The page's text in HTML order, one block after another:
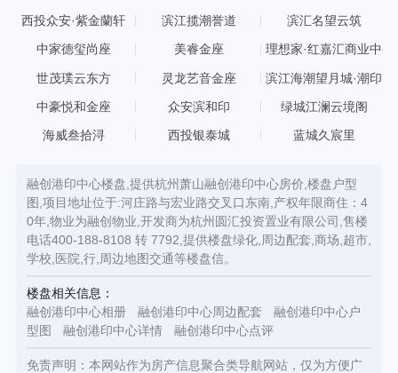
西投众安·紫金蘭轩 滨江揽潮誉道 滨汇名望云筑
中家德玺尚座 美睿金座
理想家·红嘉汇商业中
世茂璞云东方 灵龙艺音金座 滨江海潮望月城·潮印
中豪悦和金座 众安滨和印 绿城江澜云境阁
海威叁拾浔 西投银泰城 蓝城久宸里
融创港印中心楼盘,提供杭州萧山融创港印中心房价,楼盘户型
图,项目地址位于:河庄路与宏业路交叉口东南,产权年限商住：4
0年,物业为融创物业,开发商为杭州圆汇投资置业有限公司,售楼
电话400-188-8108 转 7792,提供楼盘绿化,周边配套,商场,超市,
学校,医院,行,周边地图交通等楼盘信。
楼盘相关信息：
融创港印中心相册
融创港印中心周边配套
融创港印中心户
型图
融创港印中心详情 融创港印中心点评
免责声明：本网站作为房产信息聚合类导航网站，仅为方便广